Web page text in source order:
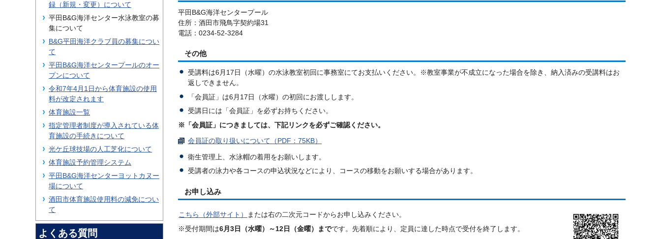
平田B&G海洋センタープール
住所：酒田市飛鳥字契約場31
電話：0234-52-3284
その他
受講料は6月17日（水曜）の水泳教室初回に事務室にてお支払いください。※教室事業が不成立になった場合を除き、納入済みの受講料はお
返しできません。
「会員証」は6月17日（水曜）の初回にお渡しします。
受講日には「会員証」を必ずお持ちください。
※「会員証」につきましては、下記リンクを必ずご確認ください。
会員証の取り扱いについて（PDF：75KB）
衛生管理上、水泳帽の着用をお願いします。
受講者の泳力や各コースの申込状況などにより、コースの移動をお願いする場合があります。
お申し込み
こちら（外部サイト）
または右の二次元コードからお申し込みください。
※受付期間は6月3日（水曜）～12日（金曜）までです。先着順により、定員に達した時点で受付を終了します。
録（新規・変更）について
平田B&G海洋センター水泳教室の募
集について
B&G平田海洋クラブ員の募集につい
て
平田B&G海洋センタープールのオー
プンについて
令和7年4月1日から体育施設の使用
料が改定されます
体育施設一覧
指定管理者制度が導入されている体
育施設の手続きについて
光ケ丘球技場の人工芝化について
体育施設予約管理システム
平田B&G海洋センターヨットカヌー
場について
酒田市体育施設使用料の減免につい
て
よくある質問